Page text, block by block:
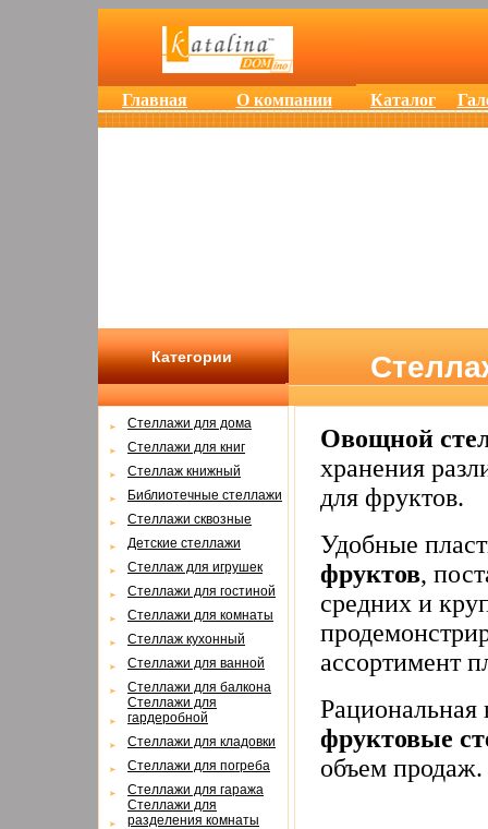
Главная О компании Каталог
Категории
Cтеллажи для дома
Cтеллажи для книг
Стеллаж книжный
Библиотечные стеллажи
Стеллажи сквозные
Детские стеллажи
Стеллаж для игрушек
Стеллажи для гостиной
Стеллажи для комнаты
Cтеллаж кухонный
Cтеллажи для ванной
Стеллажи для балкона
Cтеллажи для
гардеробной
Cтеллажи для кладовки
Cтеллажи для погреба
Cтеллажи для гаража
Cтеллажи для
разделения комнаты
Овощной
хранения
для фруктов.
Удобные
фруктов,
средних и
ассортимент
фруктовые
объем продаж.